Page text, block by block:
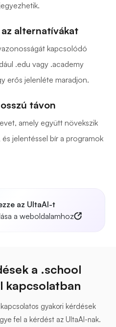
alternatívákat
kapcsolódó
.edu vagy .academy
erős jelenléte maradjon.
távon
amely együtt növekszik
jelentéssel bír a programok
az UltaAI-t
a weboldalamhoz
a .school
kapcsolatban
gyakori kérdések
fel a kérdést az UltaAI-nak.